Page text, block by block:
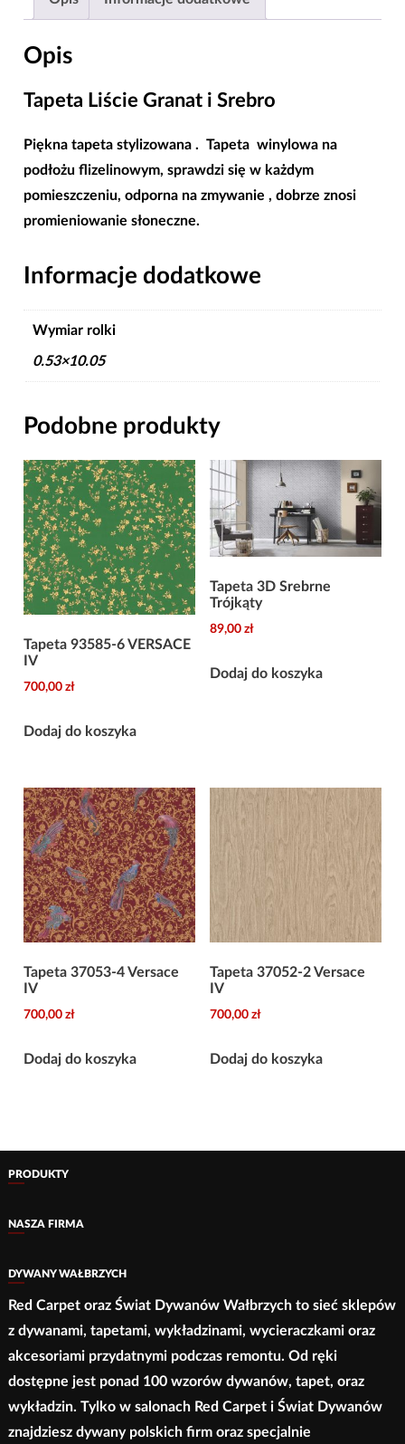
Opis
Tapeta Liście Granat i Srebro
Piękna tapeta stylizowana . Tapeta winylowa na
podłożu flizelinowym, sprawdzi się w każdym
pomieszczeniu, odporna na zmywanie , dobrze znosi
promieniowanie słoneczne.
Informacje dodatkowe
Wymiar rolki
0.53×10.05
Podobne produkty
Tapeta 93585-6 VERSACE
IV
700,00 zł
Dodaj do koszyka
Tapeta 3D Srebrne
Trójkąty
89,00 zł
Dodaj do koszyka
Tapeta 37053-4 Versace
IV
700,00 zł
Dodaj do koszyka
Tapeta 37052-2 Versace
IV
700,00 zł
Dodaj do koszyka
PRODUKTY
NASZA FIRMA
DYWANY WAŁBRZYCH
Red Carpet oraz Świat Dywanów Wałbrzych to sieć sklepów
z dywanami, tapetami, wykładzinami, wycieraczkami oraz
akcesoriami przydatnymi podczas remontu. Od ręki
dostępne jest ponad 100 wzorów dywanów, tapet, oraz
wykładzin. Tylko w salonach Red Carpet i Świat Dywanów
znajdziesz dywany polskich firm oraz specjalnie